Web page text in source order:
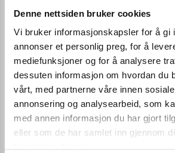
Denne nettsiden bruker cookies
Vi bruker informasjonskapsler for å gi
annonser et personlig preg, for å
mediefunksjoner og for å analysere
dessuten informasjon om hvordan du
vårt, med partnerne våre innen
annonsering og analysearbeid, som
med annen informasjon du har gjort
eller som de har samlet inn gjennom
maximal.
Stabilité et Contrôle:
assure une conduite plus souple et
sur les terrains accidentés, vous
les virages en toute confiance.
Adaptabilité Tous Terrains:Nos
suspension totale s'adaptent
surfaces, empêchant la roue arrière
offrant une adhérence optimale en
Nos vélos